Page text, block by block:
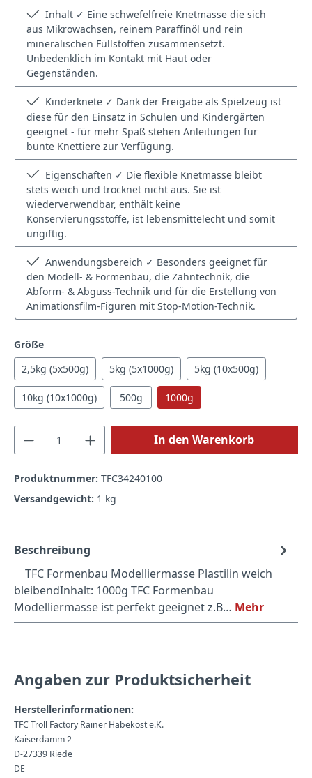
Inhalt ✓ Eine schwefelfreie Knetmasse die sich
aus Mikrowachsen, reinem Paraffinöl und rein
mineralischen Füllstoffen zusammensetzt.
Unbedenklich im Kontakt mit Haut oder
Gegenständen.
Kinderknete ✓ Dank der Freigabe als Spielzeug ist
diese für den Einsatz in Schulen und Kindergärten
geeignet - für mehr Spaß stehen Anleitungen für
bunte Knettiere zur Verfügung.
Eigenschaften ✓ Die flexible Knetmasse bleibt
stets weich und trocknet nicht aus. Sie ist
wiederverwendbar, enthält keine
Konservierungsstoffe, ist lebensmittelecht und somit
ungiftig.
Anwendungsbereich ✓ Besonders geeignet für
den Modell- & Formenbau, die Zahntechnik, die
Abform- & Abguss-Technik und für die Erstellung von
Animationsfilm-Figuren mit Stop-Motion-Technik.
Größeauswählen
2,5kg (5x500g)
5kg (5x1000g) 5kg (10x500g)
10kg (10x1000g) 500g 1000g
Produkt Anzahl: Gib den gewünschten
In den Warenkorb
Produktnummer: TFC34240100
Versandgewicht: 1 kg
Beschreibung
TFC Formenbau Modelliermasse Plastilin weich
bleibendInhalt: 1000g TFC Formenbau
Modelliermasse ist perfekt geeignet z.B… Mehr
Angaben zur Produktsicherheit
Herstellerinformationen:
TFC Troll Factory Rainer Habekost e.K.
Kaiserdamm 2
D-27339 Riede
DE